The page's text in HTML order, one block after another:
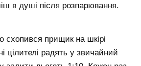
в душі після розпарювання.
схопився прищик на шкірі
цілителі радять у звичайний